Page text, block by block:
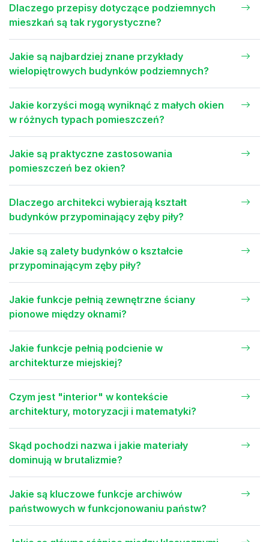
Dlaczego przepisy dotyczące podziemnych
mieszkań są tak rygorystyczne?
Jakie są najbardziej znane przykłady
wielopiętrowych budynków podziemnych?
Jakie korzyści mogą wyniknąć z małych okien
w różnych typach pomieszczeń?
Jakie są praktyczne zastosowania
pomieszczeń bez okien?
Dlaczego architekci wybierają kształt
budynków przypominający zęby piły?
Jakie są zalety budynków o kształcie
przypominającym zęby piły?
Jakie funkcje pełnią zewnętrzne ściany
pionowe między oknami?
Jakie funkcje pełnią podcienie w
architekturze miejskiej?
Czym jest "interior" w kontekście
architektury, motoryzacji i matematyki?
Skąd pochodzi nazwa i jakie materiały
dominują w brutalizmie?
Jakie są kluczowe funkcje archiwów
państwowych w funkcjonowaniu państw?